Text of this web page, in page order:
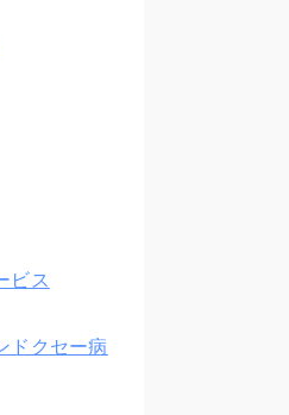
ビス
ドクセー病